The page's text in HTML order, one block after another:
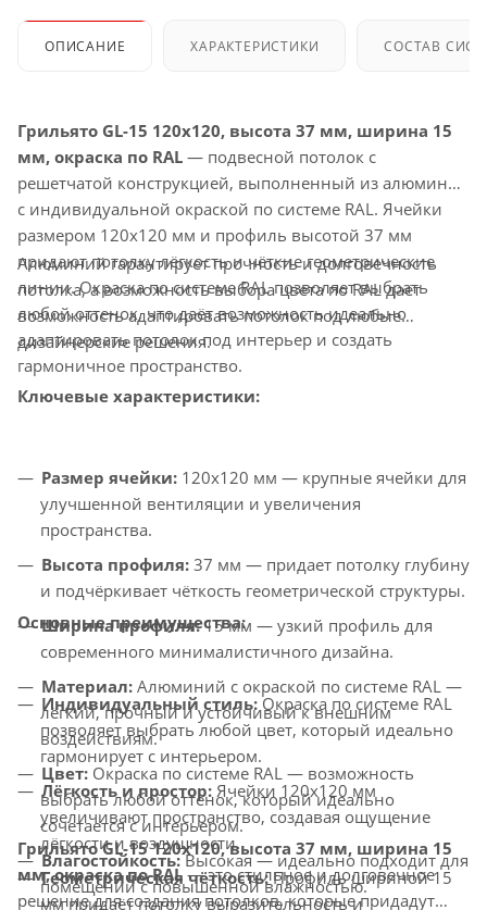
ОПИСАНИЕ ХАРАКТЕРИСТИКИ СОСТАВ
Грильято GL-15 120x120, высота 37 мм, ширина 15
мм, окраска по RAL — подвесной потолок с
решетчатой конструкцией, выполненный из алюминия
с индивидуальной окраской по системе RAL. Ячейки
размером 120x120 мм и профиль высотой 37 мм
придают потолку лёгкость и чёткие геометрические
линии. Окраска по системе RAL позволяет выбрать
любой оттенок, что даёт возможность идеально
адаптировать потолок под интерьер и создать
гармоничное пространство.
Алюминий гарантирует прочность и долговечность
потолка, а возможность выбора цвета по RAL даёт
возможность адаптировать потолок под любые
дизайнерские решения.
Ключевые характеристики:
Размер ячейки: 120x120 мм — крупные ячейки для
улучшенной вентиляции и увеличения
пространства.
Высота профиля: 37 мм — придает потолку глубину
и подчёркивает чёткость геометрической структуры.
Ширина профиля:15 мм — узкий профиль для
современного минималистичного дизайна.
Материал: Алюминий с окраской по системе RAL —
лёгкий, прочный и устойчивый к внешним
воздействиям.
Цвет: Окраска по системе RAL — возможность
выбрать любой оттенок, который идеально
сочетается с интерьером.
Влагостойкость:Высокая — идеально подходит для
помещений с повышенной влажностью.
Основные преимущества:
Индивидуальный стиль: Окраска по системе RAL
позволяет выбрать любой цвет, который идеально
гармонирует с интерьером.
Лёгкость и простор: Ячейки 120x120 мм
увеличивают пространство, создавая ощущение
лёгкости и воздушности.
Геометрическая чёткость:Профиль шириной 15
мм придаёт потолку выразительность и
Грильято GL-15 120x120, высота 37 мм, ширина 15
мм, окраска по RAL— это стильное и долговечное
решение для создания потолков, которые придадут